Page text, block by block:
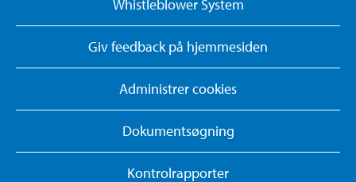
Whistleblower System
Giv feedback på hjemmesiden
Administrer cookies
Dokumentsøgning
Kontrolrapporter